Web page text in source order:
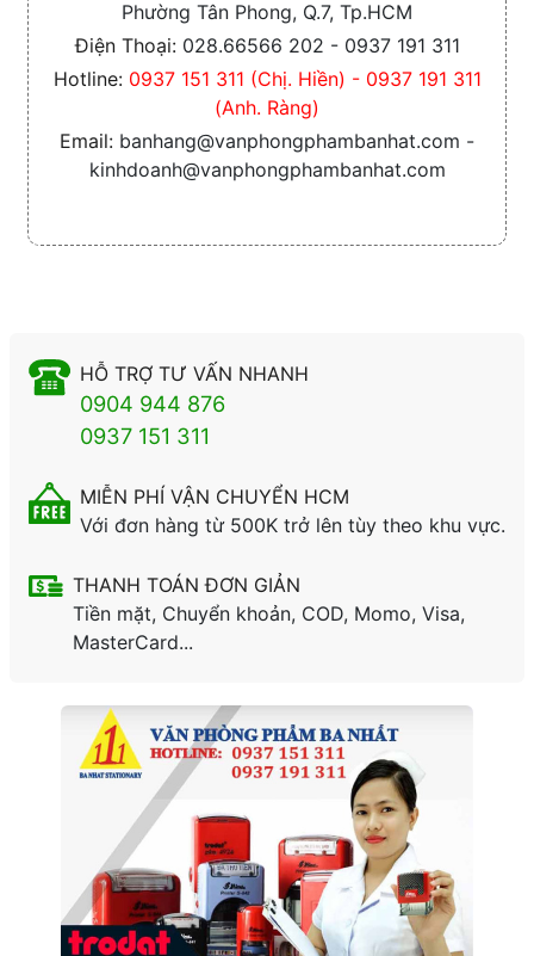
Phường Tân Phong, Q.7, Tp.HCM
Điện Thoại: 028.66566 202 - 0937 191 311
Hotline: 0937 151 311 (Chị. Hiền) - 0937 191 311
(Anh. Ràng)
Email: banhang@vanphongphambanhat.com -
kinhdoanh@vanphongphambanhat.com
HỖ TRỢ TƯ VẤN NHANH
0904 944 876
0937 151 311
MIỄN PHÍ VẬN CHUYỂN HCM
Với đơn hàng từ 500K trở lên tùy theo khu vực.
THANH TOÁN ĐƠN GIẢN
Tiền mặt, Chuyển khoản, COD, Momo, Visa,
MasterCard...